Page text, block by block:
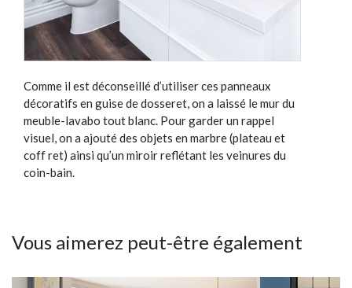
Comme il est déconseillé d’utiliser ces panneaux
décoratifs en guise de dosseret, on a laissé le mur du
meuble-lavabo tout blanc. Pour garder un rappel
visuel, on a ajouté des objets en marbre (plateau et
coff ret) ainsi qu’un miroir reflétant les veinures du
coin-bain.
Vous aimerez peut-être également